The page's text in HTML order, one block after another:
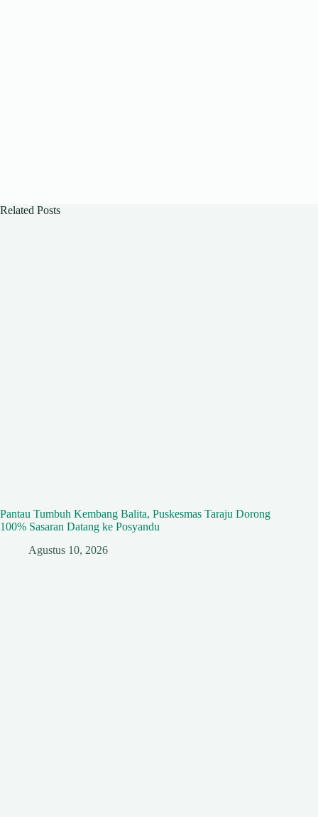
Related Posts
Pantau Tumbuh Kembang Balita, Puskesmas Taraju Dorong
100% Sasaran Datang ke Posyandu
Agustus 10, 2026